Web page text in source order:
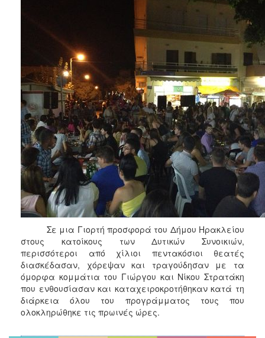
ΤΟΠΟΣ
ΠΟΛΙΤΙΣΜΟΣ
ΑΝΘΕΚΤΙΚΗ
ΠΟΛΗ
Σε μια Γιορτή προσφορά του Δήμου Ηρακλείου
στους κατοίκους των Δυτικών Συνοικιών,
περισσότεροι από χίλιοι πεντακόσιοι θεατές
διασκέδασαν, χόρεψαν και τραγούδησαν με τα
όμορφα κομμάτια του Γιώργου και Νίκου Στρατάκη
που ενθουσίασαν και καταχειροκροτήθηκαν κατά τη
διάρκεια όλου του προγράμματος τους που
ολοκληρώθηκε τις πρωινές ώρες.